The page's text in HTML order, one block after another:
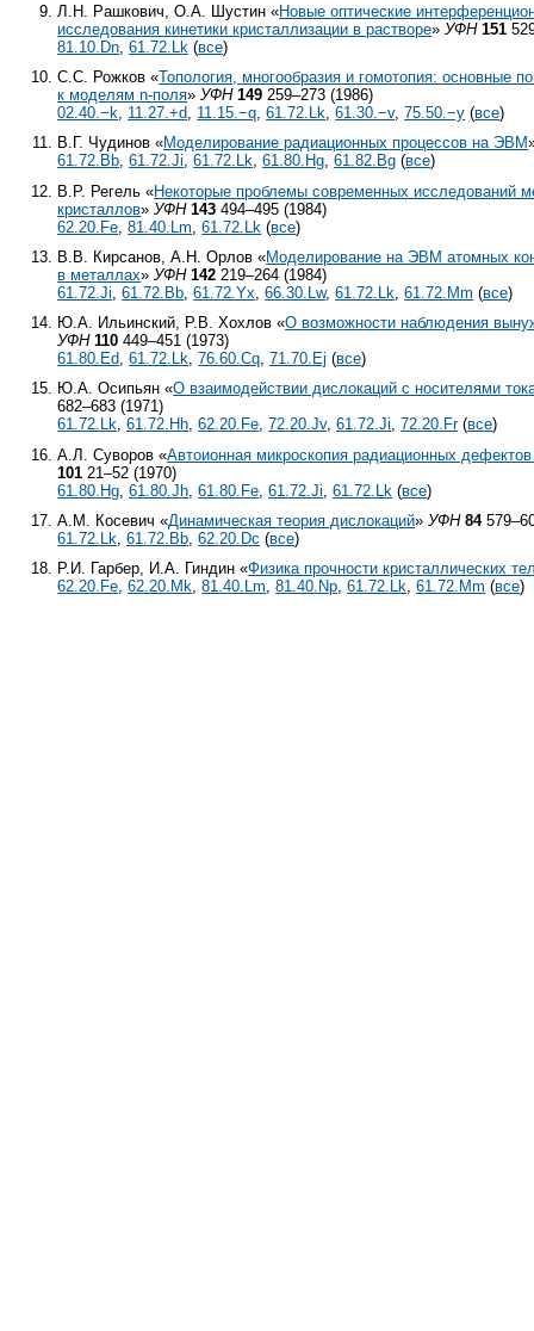
Л.Н. Рашкович, О.А. Шустин «Новые оптические
исследования кинетики кристаллизации в растворе»УФН 151
81.10.Dn ,61.72.Lk (все)
С.С. Рожков «Топология, многообразия и гомотопия: основные
к моделям n-поля»УФН 149 259–273 (1986)
02.40.−k, 11.27.+d, 11.15.−q,61.72.Lk,61.30.−v,75.50.−y (все)
В.Г. Чудинов «Моделирование радиационных процессов на ЭВМ
61.72.Bb,61.72.Ji,61.72.Lk,61.80.Hg,61.82.Bg (все)
В.Р. Регель «Некоторые проблемы современных исследований
кристаллов»УФН 143 494–495 (1984)
62.20.Fe ,81.40.Lm ,61.72.Lk (все)
В.В. Кирсанов, А.Н. Орлов «Моделирование на ЭВМ атомных
в металлах»УФН 142 219–264 (1984)
61.72.Ji ,61.72.Bb ,61.72.Yx ,66.30.Lw,61.72.Lk ,61.72.Mm (все)
Ю.А. Ильинский, Р.В. Хохлов «О возможности наблюдения
УФН 110 449–451 (1973)
61.80.Ed,61.72.Lk,76.60.Cq,71.70.Ej (все)
Ю.А. Осипьян «О взаимодействии дислокаций с носителями
682–683 (1971)
61.72.Lk,61.72.Hh,62.20.Fe,72.20.Jv,61.72.Ji,72.20.Fr(все)
А.Л. Суворов «Автоионная микроскопия радиационных
101 21–52 (1970)
61.80.Hg ,61.80.Jh ,61.80.Fe ,61.72.Ji ,61.72.Lk (все)
А.М. Косевич «Динамическая теория дислокаций»УФН 84
61.72.Lk ,61.72.Bb ,62.20.Dc (все)
Р.И. Гарбер, И.А. Гиндин «Физика прочности кристаллических
62.20.Fe,62.20.Mk,81.40.Lm,81.40.Np,61.72.Lk,61.72.Mm (все)